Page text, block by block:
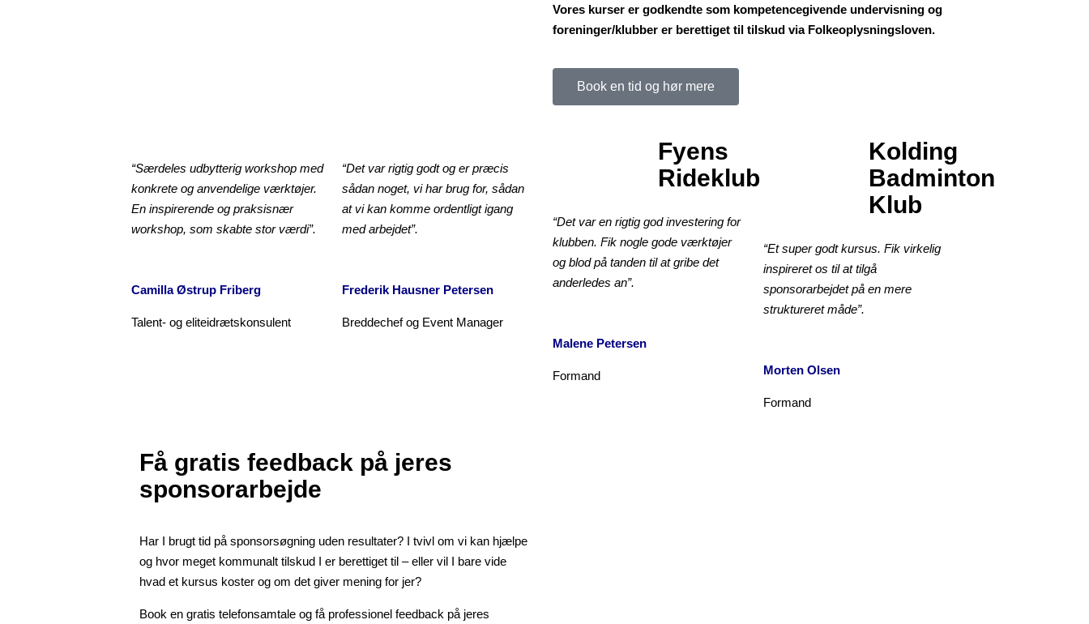
Vores kurser er godkendte som kompetencegivende undervisning og
foreninger/klubber er berettiget til tilskud via Folkeoplysningsloven.
Book en tid og hør mere
“Særdeles udbytterig workshop med
konkrete og anvendelige værktøjer.
En inspirerende og praksisnær
workshop, som skabte stor værdi”.
Camilla Østrup Friberg
Talent- og eliteidrætskonsulent
“Det var rigtig godt og er præcis
sådan noget, vi har brug for, sådan
at vi kan komme ordentligt igang
med arbejdet”.
Frederik Hausner Petersen
Breddechef og Event Manager
Fyens
Rideklub
“Det var en rigtig god investering for
klubben. Fik nogle gode værktøjer
og blod på tanden til at gribe det
anderledes an”.
Malene Petersen
Formand
Kolding
Badminton
Klub
“Et super godt kursus. Fik virkelig
inspireret os til at tilgå
sponsorarbejdet på en mere
struktureret måde”.
Morten Olsen
Formand
Få gratis feedback på jeres
sponsorarbejde
Har I brugt tid på sponsorsøgning uden resultater? I tvivl om vi kan hjælpe
og hvor meget kommunalt tilskud I er berettiget til – eller vil I bare vide
hvad et kursus koster og om det giver mening for jer?
Book en gratis telefonsamtale og få professionel feedback på jeres